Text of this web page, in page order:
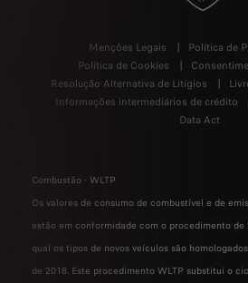
Menções Legais
Política de
Política de Cookies
Resolução Alternativa de Litígios
Informações intermediários de crédito
Data Act
Combustão - WLTP
Os valores de consumo de combustível e de
estão em conformidade com o procedimento de
qual os tipos de novos veículos são
de 2018. Este procedimento WLTP substitui o